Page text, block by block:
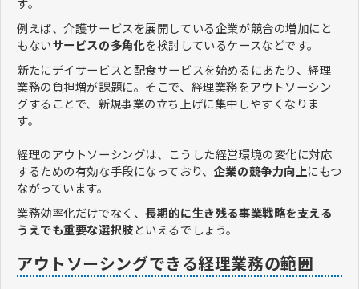
例えば、介護サービスを展開している企業が競合の増加にと
もないサービスの多角化を検討しているケースなどです。
新たにデイサービスと配食サービスを始めるにあたり、経理
業務の負担増が課題に。そこで、経理業務をアウトソーシン
グすることで、新規事業の立ち上げに集中しやすくなりま
す。
経理のアウトソーシングは、こうした経営環境の変化に対応
するための有効な手段になっており、 企業の競争力向上にもつ
ながっています。
業務効率化だけでなく、長期的に生き残る事業戦略を支える
うえでも重要な選択肢といえるでしょう。
アウトソーシングできる経理業務の範囲